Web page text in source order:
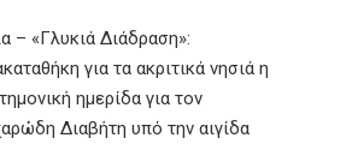
– «Γλυκιά Διάδραση»:
για τα ακριτικά νησιά η
ημερίδα για τον
Διαβήτη υπό την αιγίδα